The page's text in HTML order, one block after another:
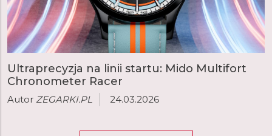
Ultraprecyzja na linii startu: Mido Multifort
Chronometer Racer
Autor ZEGARKI.PL 24.03.2026